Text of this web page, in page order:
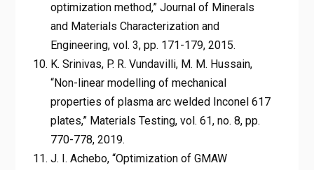
optimization method,” Journal of Minerals
and Materials Characterization and
Engineering, vol. 3, pp. 171-179, 2015.
K. Srinivas, P. R. Vundavilli, M. M. Hussain,
“Non-linear modelling of mechanical
properties of plasma arc welded Inconel 617
plates,” Materials Testing, vol. 61, no. 8, pp.
770-778, 2019.
J. I. Achebo, “Optimization of GMAW